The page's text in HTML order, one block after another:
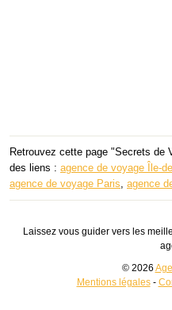
Retrouvez cette page "Secrets de
des liens : agence de voyage Île-
agence de voyage Paris, agence
Laissez vous guider vers les
© 2026
Mentions légales-